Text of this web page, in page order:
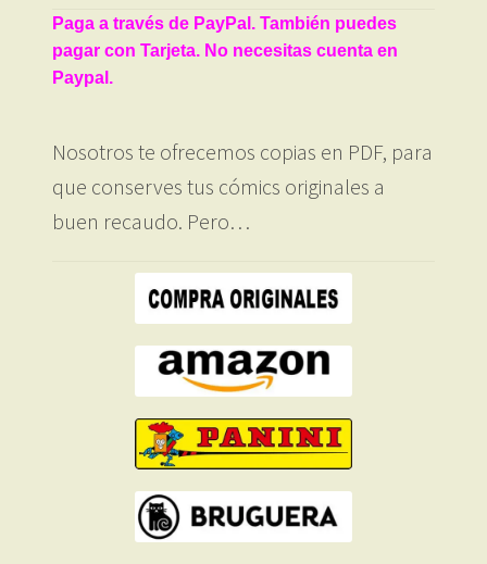
Paga a través de PayPal. También puedes
pagar con Tarjeta. No necesitas cuenta en
Paypal.
Nosotros te ofrecemos copias en PDF, para
que conserves tus cómics originales a
buen recaudo. Pero…